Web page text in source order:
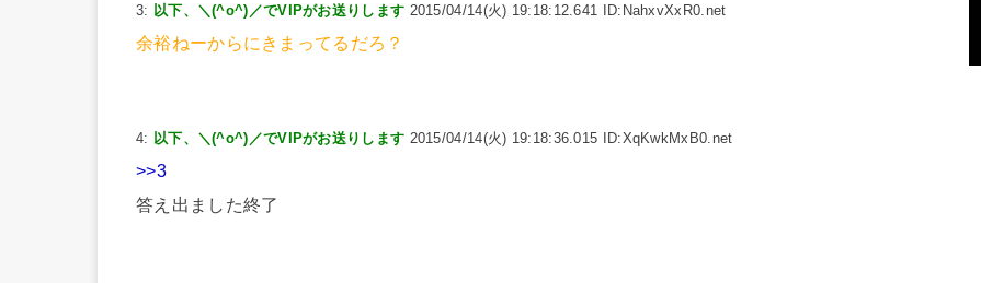
3: 以下、＼(^o^)／でVIPがお送りします 2015/04/14(火) 19:18:12.641 ID:NahxvXxR0.net
余裕ねーからにきまってるだろ？
4: 以下、＼(^o^)／でVIPがお送りします 2015/04/14(火) 19:18:36.015 ID:XqKwkMxB0.net
>>3
答え出ました終了